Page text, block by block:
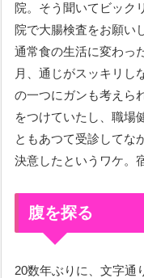
院。そう聞いてビック
院で大腸検査をお願い
通常食の生活に変わっ
月、通じがスッキリし
の一つにガンも考えら
をつけていたし、職場
ともあつて受診してな
決意したというワケ。
腹を探る
20数年ぶりに、文字通